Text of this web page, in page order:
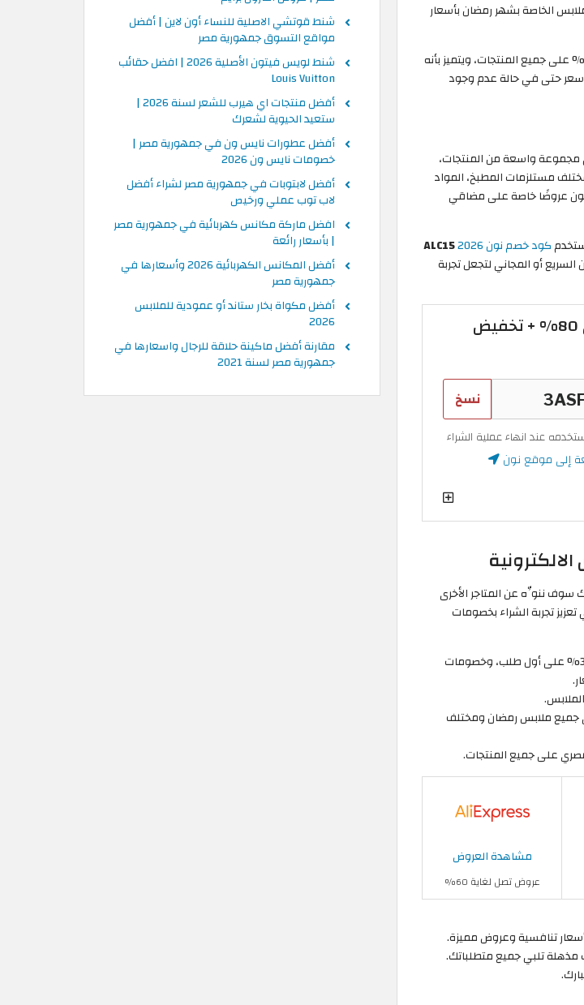
الخاصة بشهر رمضان بأسعار
الحصري الذي يعطيك كاش باك 20% على جميع المنتجات، ويتميز بأنه
سعر حتى في حالة عدم وجود
إلى 70% على مجموعة واسعة من المنتجات،
مستلزمات المطبخ، المواد
نون عروضًا خاصة على مضاقي
كود خصم نون 2026
ALC15
وخدمة الشحن السريع أو المجاني لتجعل تجربة
عروض نون مصر أغسطس: تخفيضات حتى 80% + تخفيض
نسخ
عند انهاء عملية الشراء
إلى موقع نون
أن تخفيضات رمضان 2026 قد انتهت، ولذلك سوف ننوِّه عن المتاجر الأخرى
تجربة الشراء بخصومات
المميز، والذي يمنحك خصمًا إضافيًا يصل إلى 30% على أول طلب، وخصومات
إضافيًا قيمته 5% على جميع ملابس رمضان ومختلف
مشاهدة العروض
عروض تصل لغاية 60%
كل ما تحتاجه بأسعار تنافسية وعروض مميزة.
مذهلة تلبي جميع متطلباتك.
شنط قوتشي الاصلية للنساء أون لاين | أفضل
مواقع التسوق جمهورية مصر
شنط لويس فيتون الأصلية 2026 | افضل حقائب
Louis Vuitton
أفضل منتجات اي هيرب للشعر لسنة 2026 |
ستعيد الحيوية لشعرك
أفضل عطورات نايس ون في جمهورية مصر |
خصومات نايس ون 2026
أفضل لابتوبات في جمهورية مصر لشراء أفضل
لاب توب عملي ورخيص
افضل ماركة مكانس كهربائية في جمهورية مصر
| بأسعار رائعة
أفضل المكانس الكهربائية 2026 وأسعارها في
جمهورية مصر
أفضل مكواة بخار ستاند أو عمودية للملابس
2026
مقارنة أفضل ماكينة حلاقة للرجال واسعارها في
جمهورية مصر لسنة 2021